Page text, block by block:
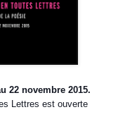
22 novembre 2015.
Lettres est ouverte